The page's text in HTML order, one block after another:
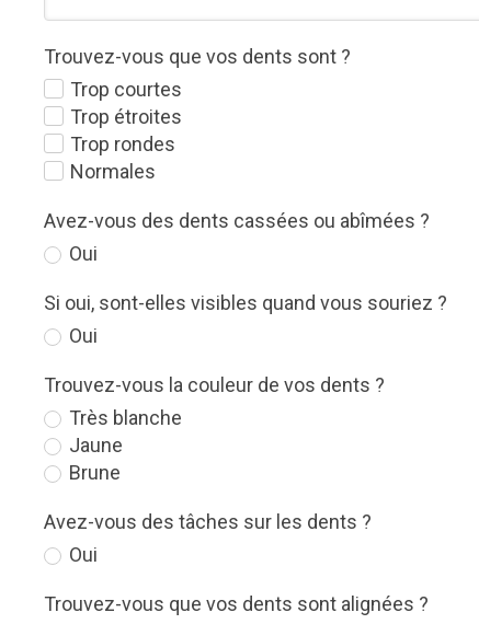
Trouvez-vous que vos dents sont ?
Trop courtes
Trop étroites
Trop rondes
Normales
Avez-vous des dents cassées ou abîmées ?
Oui
Si oui, sont-elles visibles quand vous souriez ?
Oui
Trouvez-vous la couleur de vos dents ?
Très blanche
Jaune
Brune
Avez-vous des tâches sur les dents ?
Oui
Trouvez-vous que vos dents sont alignées ?